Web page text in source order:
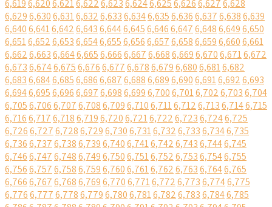
6,6196,6206,6216,6226,6236,6246,6256,6266,6276,628
6,6296,6306,6316,6326,6336,6346,6356,6366,6376,6386,639
6,6406,6416,6426,6436,6446,6456,6466,6476,6486,6496,650
6,6516,6526,6536,6546,6556,6566,6576,6586,6596,6606,661
6,6626,6636,6646,6656,6666,6676,6686,6696,6706,6716,672
6,6736,6746,6756,6766,6776,6786,6796,6806,6816,682
6,6836,6846,6856,6866,6876,6886,6896,6906,6916,6926,693
6,6946,6956,6966,6976,6986,6996,7006,7016,7026,7036,704
6,7056,7066,7076,7086,7096,7106,7116,7126,7136,7146,715
6,7166,7176,7186,7196,7206,7216,7226,7236,7246,725
6,7266,7276,7286,7296,7306,7316,7326,7336,7346,735
6,7366,7376,7386,7396,7406,7416,7426,7436,7446,745
6,7466,7476,7486,7496,7506,7516,7526,7536,7546,755
6,7566,7576,7586,7596,7606,7616,7626,7636,7646,765
6,7666,7676,7686,7696,7706,7716,7726,7736,7746,775
6,7766,7776,7786,7796,7806,7816,7826,7836,7846,785